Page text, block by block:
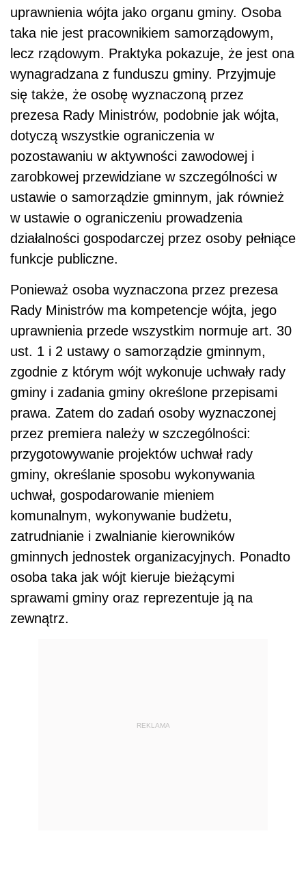
uprawnienia wójta jako organu gminy. Osoba
taka nie jest pracownikiem samorządowym,
lecz rządowym. Praktyka pokazuje, że jest ona
wynagradzana z funduszu gminy. Przyjmuje
się także, że osobę wyznaczoną przez
prezesa Rady Ministrów, podobnie jak wójta,
dotyczą wszystkie ograniczenia w
pozostawaniu w aktywności zawodowej i
zarobkowej przewidziane w szczególności w
ustawie o samorządzie gminnym, jak również
w ustawie o ograniczeniu prowadzenia
działalności gospodarczej przez osoby pełniące
funkcje publiczne.
Ponieważ osoba wyznaczona przez prezesa
Rady Ministrów ma kompetencje wójta, jego
uprawnienia przede wszystkim normuje art. 30
ust. 1 i 2 ustawy o samorządzie gminnym,
zgodnie z którym wójt wykonuje uchwały rady
gminy i zadania gminy określone przepisami
prawa. Zatem do zadań osoby wyznaczonej
przez premiera należy w szczególności:
przygotowywanie projektów uchwał rady
gminy, określanie sposobu wykonywania
uchwał, gospodarowanie mieniem
komunalnym, wykonywanie budżetu,
zatrudnianie i zwalnianie kierowników
gminnych jednostek organizacyjnych. Ponadto
osoba taka jak wójt kieruje bieżącymi
sprawami gminy oraz reprezentuje ją na
zewnątrz.
REKLAMA